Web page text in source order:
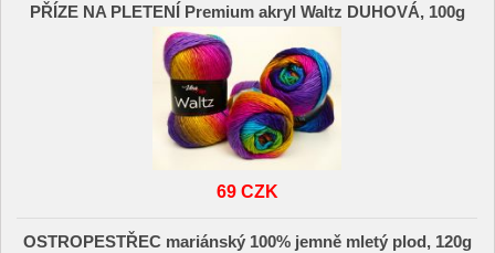
PŘÍZE NA PLETENÍ Premium akryl Waltz DUHOVÁ, 100g
69 CZK
OSTROPESTŘEC mariánský 100% jemně mletý plod, 120g